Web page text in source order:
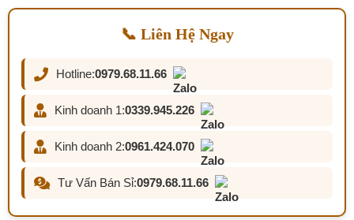
📞 Liên Hệ Ngay
Hotline:0979.68.11.66
Kinh doanh 1:0339.945.226
Kinh doanh 2:0961.424.070
Tư Vấn Bán Sỉ:0979.68.11.66